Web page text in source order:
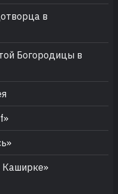
в
Богородицы в
Каширке»